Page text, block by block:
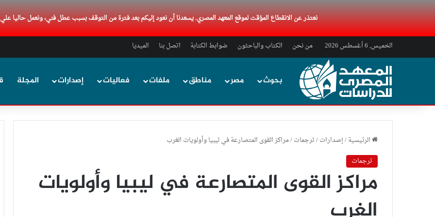
نعتذر عن الانقطاع المؤقت لموقع المعهد المصري. يسعدنا أن نعود إليكم بعد فترة من التوقف بسبب عطل فني، ونعمل حاليا
الخميس, 6 أغسطس 2026 من نحن الكتاب والباحثون ضوابط الكتابة اتصل بنا الميديا
بحوث مصر مناطق ملفات فعاليات إصدارات المجلة
الرئيسية/إصدارات/ترجمات/مراكز القوى المتصارعة في ليبيا وأولويات الغرب
ترجمات
مراكز القوى المتصارعة في ليبيا وأولويات